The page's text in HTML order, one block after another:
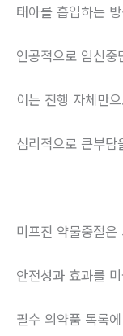
태아를 흡입하는
인공적으로 임신
이는 진행 자체만
심리적으로 큰부
미프진 약물중절
안전성과 효과를
필수 의약품 목록